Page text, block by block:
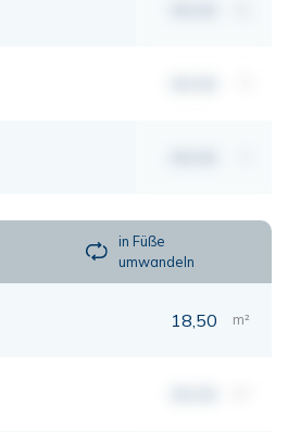
in Füße
umwandeln
18,50 m²